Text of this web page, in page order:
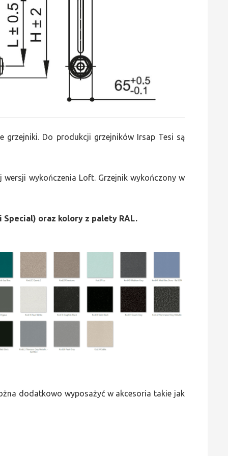
grzejniki. Do produkcji grzejników Irsap Tesi są
wykończenia Loft. Grzejnik wykończony w
oraz kolory z palety RAL.
dodatkowo wyposażyć w akcesoria takie jak